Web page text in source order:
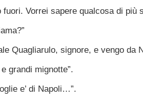
Vorrei sapere qualcosa di più
Quagliarulo, signore, e vengo da
grandi mignotte”.
e’ di Napoli…”.